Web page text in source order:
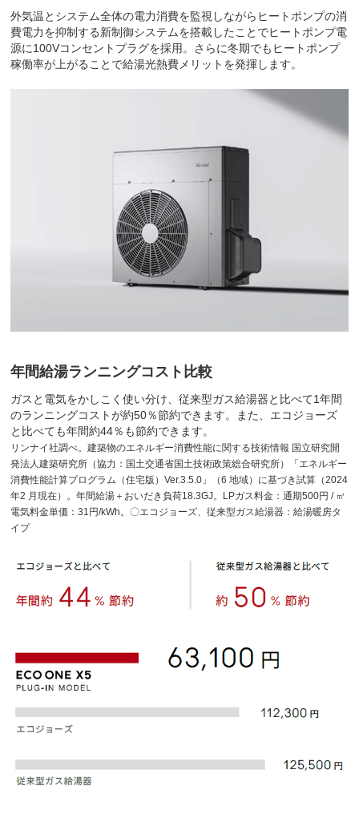
外気温とシステム全体の電力消費を監視しながらヒートポンプの消
費電力を抑制する新制御システムを搭載したことでヒートポンプ電
源に100Vコンセントプラグを採用。さらに冬期でもヒートポンプ
稼働率が上がることで給湯光熱費メリットを発揮します。
年間給湯ランニングコスト比較
ガスと電気をかしこく使い分け、従来型ガス給湯器と比べて1年間
のランニングコストが約50％節約できます。また、エコジョーズ
と比べても年間約44％も節約できます。
リンナイ社調べ。建築物のエネルギー消費性能に関する技術情報 国立研究開
発法人建築研究所（協力：国土交通省国土技術政策総合研究所）「エネルギー
消費性能計算プログラム（住宅版）Ver.3.5.0」（6 地域）に基づき試算（2024
年2 月現在）。年間給湯＋おいだき負荷18.3GJ。LPガス料金：通期500円 / ㎥
電気料金単価：31円/kWh。〇エコジョーズ、従来型ガス給湯器：給湯暖房タ
イプ